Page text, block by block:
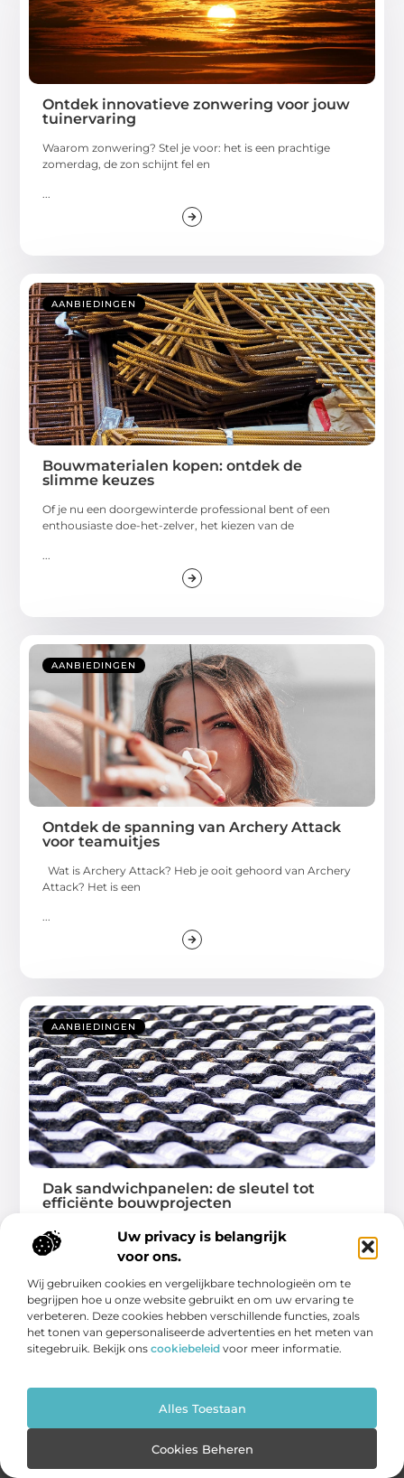
Uw privacy is belangrijk
voor ons.
Wij gebruiken cookies en vergelijkbare technologieën om te
begrijpen hoe u onze website gebruikt en om uw ervaring te
verbeteren. Deze cookies hebben verschillende functies, zoals
het tonen van gepersonaliseerde advertenties en het meten van
sitegebruik. Bekijk ons cookiebeleid voor meer informatie.
Alles Toestaan
Cookies Beheren
Ontdek innovatieve zonwering voor jouw
tuinervaring
Waarom zonwering? Stel je voor: het is een prachtige
zomerdag, de zon schijnt fel en
AANBIEDINGEN
Bouwmaterialen kopen: ontdek de
slimme keuzes
Of je nu een doorgewinterde professional bent of een
enthousiaste doe-het-zelver, het kiezen van de
AANBIEDINGEN
Ontdek de spanning van Archery Attack
voor teamuitjes
Wat is Archery Attack? Heb je ooit gehoord van Archery
Attack? Het is een
AANBIEDINGEN
Dak sandwichpanelen: de sleutel tot
efficiënte bouwprojecten
Dak sandwichpanelen zijn een gamechanger in de
bouwsector. Of je nu werkt aan een industrieel,
...